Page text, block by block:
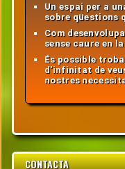
Un espai per a
sobre qüestions
Com
sense caure en
És possible
d'infinitat de
nostres
CONTACTA